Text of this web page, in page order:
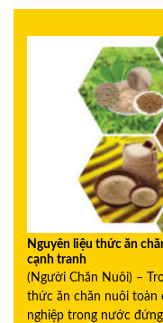
Nguyên liệu thức ăn
cạnh tranh
(Người Chăn Nuôi) –
thức ăn chăn nuôi toàn
nghiệp trong nước